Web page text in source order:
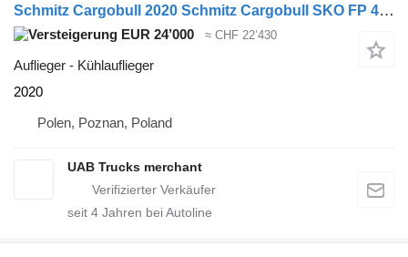
Schmitz Cargobull 2020 Schmitz Cargobull SKO FP 45 ThermoKing Multitemp Taillift
EUR 24’000 ≈ CHF 22’430
Auflieger - Kühlauflieger
2020
Polen, Poznan, Poland
UAB Trucks merchant
seit 4 Jahren bei Autoline